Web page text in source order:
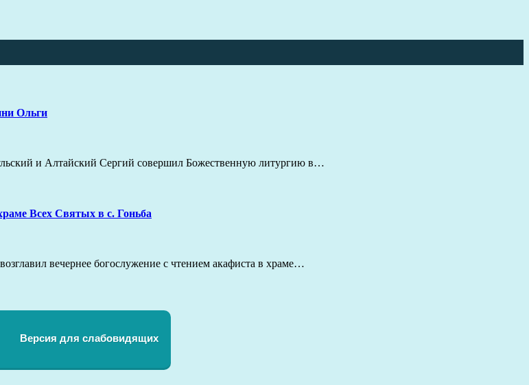
Ольги
и Алтайский Сергий совершил Божественную литургию в…
Всех Святых в с. Гоньба
вечернее богослужение с чтением акафиста в храме…
Версия для слабовидящих